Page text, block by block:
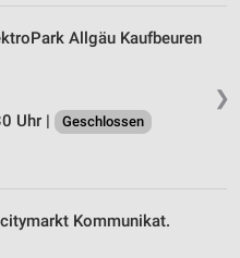
❯
Allgäu Kaufbeuren
Uhr |
Geschlossen
Kommunikat.